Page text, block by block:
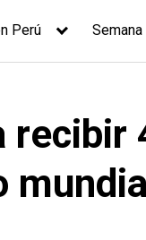
Perú Semana